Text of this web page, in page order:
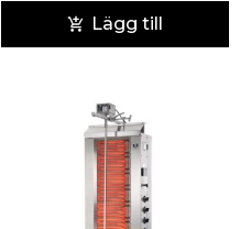
Lägg till